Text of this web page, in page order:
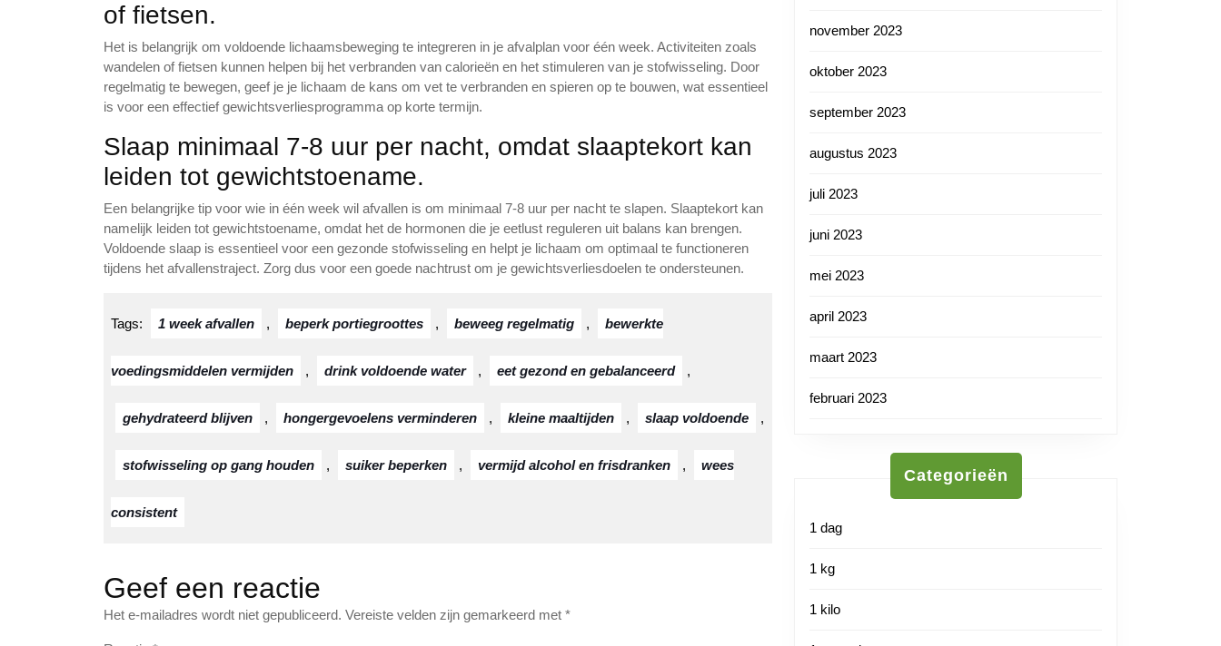
of fietsen.
Het is belangrijk om voldoende lichaamsbeweging te integreren in je afvalplan voor één week. Activiteiten zoals
wandelen of fietsen kunnen helpen bij het verbranden van calorieën en het stimuleren van je stofwisseling. Door
regelmatig te bewegen, geef je je lichaam de kans om vet te verbranden en spieren op te bouwen, wat essentieel
is voor een effectief gewichtsverliesprogramma op korte termijn.
Slaap minimaal 7-8 uur per nacht, omdat slaaptekort kan
leiden tot gewichtstoename.
Een belangrijke tip voor wie in één week wil afvallen is om minimaal 7-8 uur per nacht te slapen. Slaaptekort kan
namelijk leiden tot gewichtstoename, omdat het de hormonen die je eetlust reguleren uit balans kan brengen.
Voldoende slaap is essentieel voor een gezonde stofwisseling en helpt je lichaam om optimaal te functioneren
tijdens het afvallenstraject. Zorg dus voor een goede nachtrust om je gewichtsverliesdoelen te ondersteunen.
Tags: 1 week afvallen , beperk portiegroottes , beweeg regelmatig , bewerkte
voedingsmiddelen vermijden , drink voldoende water , eet gezond en gebalanceerd ,
gehydrateerd blijven , hongergevoelens verminderen , kleine maaltijden , slaap voldoende ,
stofwisseling op gang houden , suiker beperken , vermijd alcohol en frisdranken , wees
consistent
Geef een reactie
Het e-mailadres wordt niet gepubliceerd. Vereiste velden zijn gemarkeerd met *
november 2023
oktober 2023
september 2023
augustus 2023
juli 2023
juni 2023
mei 2023
april 2023
maart 2023
februari 2023
Categorieën
1 dag
1 kg
1 kilo